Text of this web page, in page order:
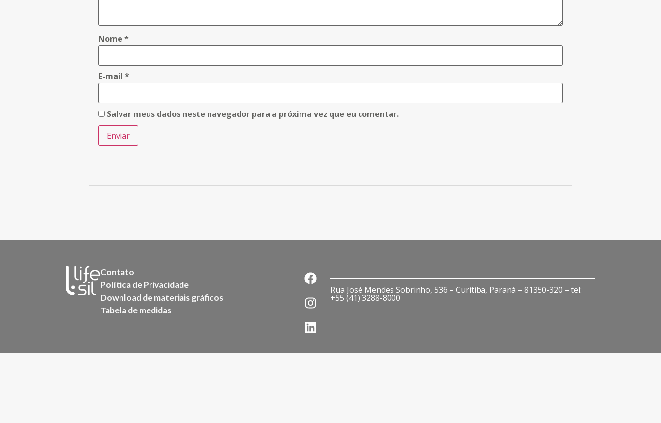
Nome *
E-mail *
Salvar meus dados neste navegador para a próxima vez que eu comentar.
Contato
Política de Privacidade
Download de materiais gráficos
Tabela de medidas
Rua José Mendes Sobrinho, 536 – Curitiba, Paraná – 81350-320 – tel:
+55 (41) 3288-8000